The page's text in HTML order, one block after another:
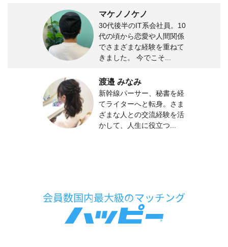
マケノノケノ
30代後半のIT系会社員。10
代の頃から恋愛や人間関係
でさまざまな経験を重ねて
きました。 今でこそ...
渡邉 みなみ
新幹線パーサー、秘書を経
てライターへと転身。さま
ざまな人との交流経験を活
かして、人生に役立つ...